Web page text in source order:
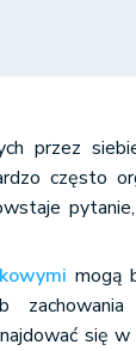
przez
często
mogą
się